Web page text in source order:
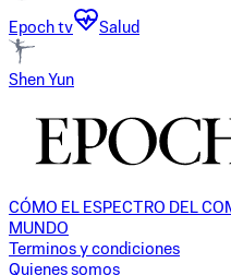
Epoch tv Salud
Shen Yun
CÓMO EL ESPECTRO DEL
MUNDO
Terminos y condiciones
Quienes somos